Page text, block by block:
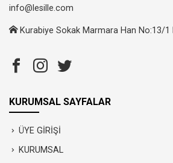
info@lesille.com
Kurabiye Sokak Marmara Han No:13/1
KURUMSAL SAYFALAR
ÜYE GİRİŞİ
KURUMSAL